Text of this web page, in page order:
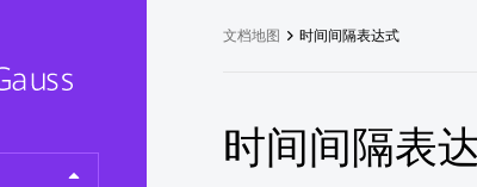
文档地图 时间间隔表达式
时间间隔表